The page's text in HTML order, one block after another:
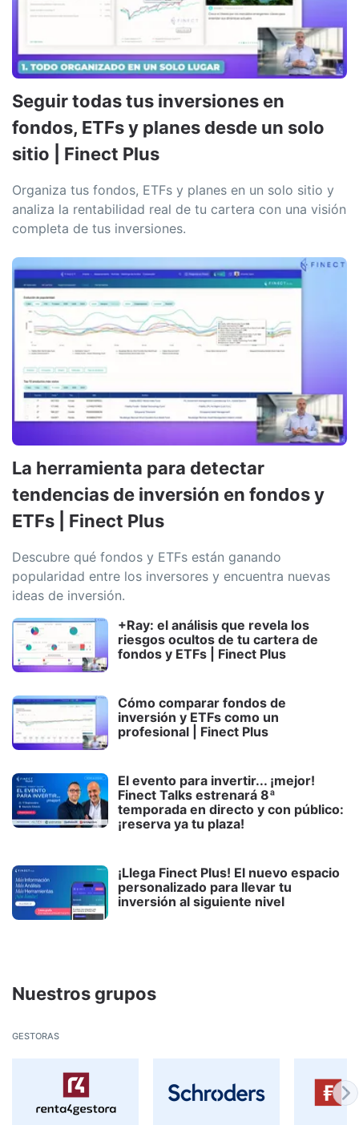
Seguir todas tus inversiones en
fondos, ETFs y planes desde un solo
sitio | Finect Plus
Organiza tus fondos, ETFs y planes en un solo sitio y
analiza la rentabilidad real de tu cartera con una visión
completa de tus inversiones.
La herramienta para detectar
tendencias de inversión en fondos y
ETFs | Finect Plus
Descubre qué fondos y ETFs están ganando
popularidad entre los inversores y encuentra nuevas
ideas de inversión.
+Ray: el análisis que revela los
riesgos ocultos de tu cartera de
fondos y ETFs | Finect Plus
Cómo comparar fondos de
inversión y ETFs como un
profesional | Finect Plus
El evento para invertir... ¡mejor!
Finect Talks estrenará 8ª
temporada en directo y con público:
¡reserva ya tu plaza!
¡Llega Finect Plus! El nuevo espacio
personalizado para llevar tu
inversión al siguiente nivel
Nuestros grupos
gestoras